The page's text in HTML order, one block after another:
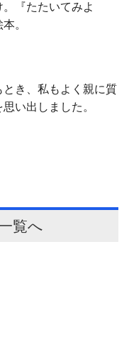
『たたいてみよ
。
き、私もよく親に質
い出しました。
覧へ